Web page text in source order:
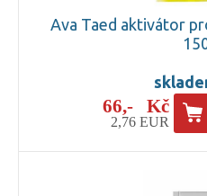
Ava Taed aktivátor
66,- Kč
2,76 EUR